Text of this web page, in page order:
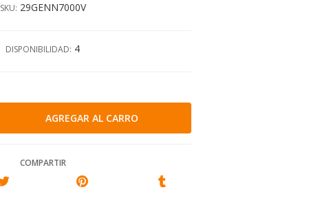
SKU: 29GENN7000V
DISPONIBILIDAD: 4
COMPARTIR